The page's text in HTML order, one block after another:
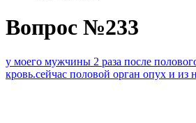
Вопрос №233
у моего мужчины 2 раза после
кровь.сейчас половой орган опух и из